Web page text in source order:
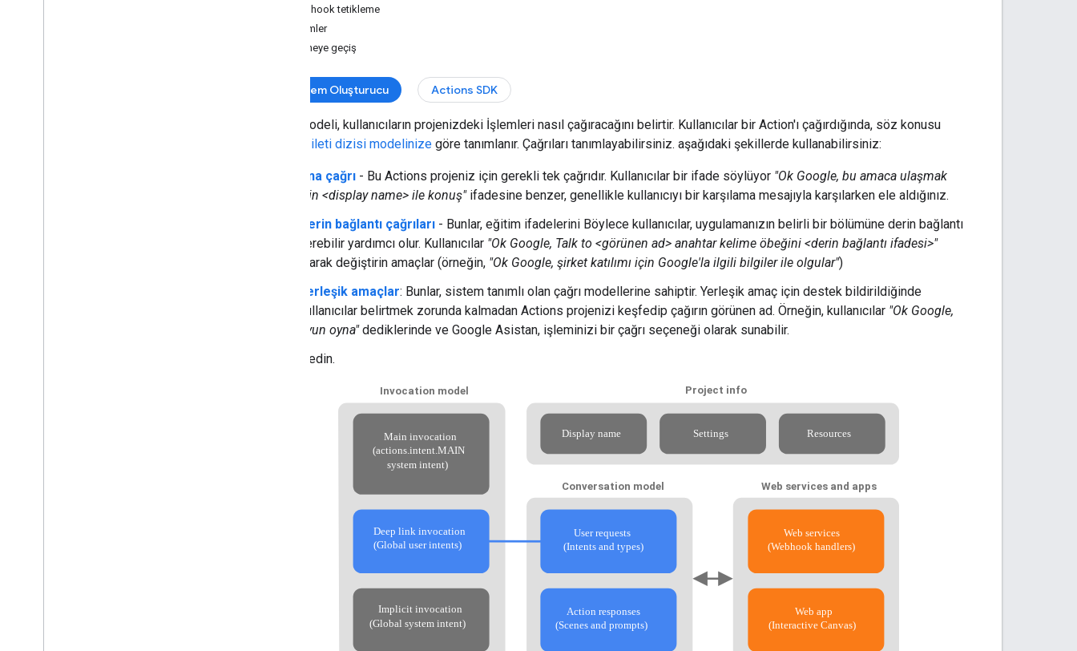
Webhook tetikleme
İstemler
Sahneye geçiş
İşlem Oluşturucu Actions SDK
Çağrı modeli, kullanıcıların projenizdeki İşlemleri nasıl çağıracağını belirtir. Kullanıcılar bir Action'ı çağırdığında, söz konusu
ileti dizisi modelinize göre tanımlanır. Çağrıları tanımlayabilirsiniz. aşağıdaki şekillerde kullanabilirsiniz:
Ana çağrı - Bu Actions projeniz için gerekli tek çağrıdır. Kullanıcılar bir ifade söylüyor "Ok Google, bu amaca ulaşmak
için <display name> ile konuş"ifadesine benzer, genellikle kullanıcıyı bir karşılama mesajıyla karşılarken ele aldığınız.
Derin bağlantı çağrıları - Bunlar, eğitim ifadelerini Böylece kullanıcılar, uygulamanızın belirli bir bölümüne derin bağlantı
verebilir yardımcı olur. Kullanıcılar "Ok Google, Talk to <görünen ad> anahtar kelime öbeğini <derin bağlantı ifadesi>"
olarak değiştirin amaçlar (örneğin, "Ok Google, şirket katılımı için Google'la ilgili bilgiler ile olgular")
Yerleşik amaçlar: Bunlar, sistem tanımlı olan çağrı modellerine sahiptir. Yerleşik amaç için destek bildirildiğinde
kullanıcılar belirtmek zorunda kalmadan Actions projenizi keşfedip çağırın görünen ad. Örneğin, kullanıcılar "Ok Google,
oyun oyna"dediklerinde ve Google Asistan, işleminizi bir çağrı seçeneği olarak sunabilir.
ziyaret edin.